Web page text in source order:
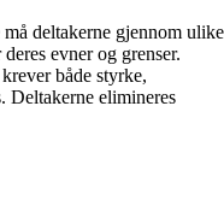
deltakerne gjennom ulike
evner og grenser.
både styrke,
Deltakerne elimineres